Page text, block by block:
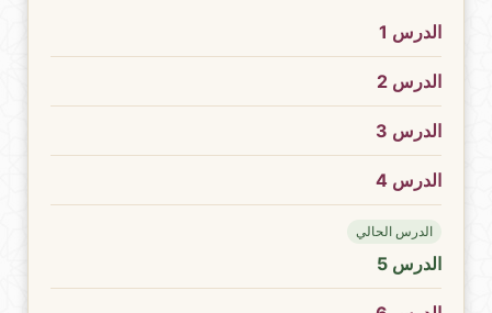
الدرس 1
الدرس 2
الدرس 3
الدرس 4
الدرس الحالي
الدرس 5